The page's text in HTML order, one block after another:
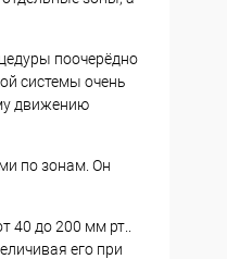
поочерёдно
системы очень
движению
по зонам. Он
40 до 200 мм рт..
его при